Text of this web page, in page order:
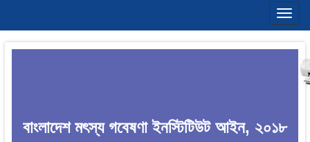
বাংলাদেশ মৎস্য গবেষণা ইনস্টিটিউট আইন, ২০১৮